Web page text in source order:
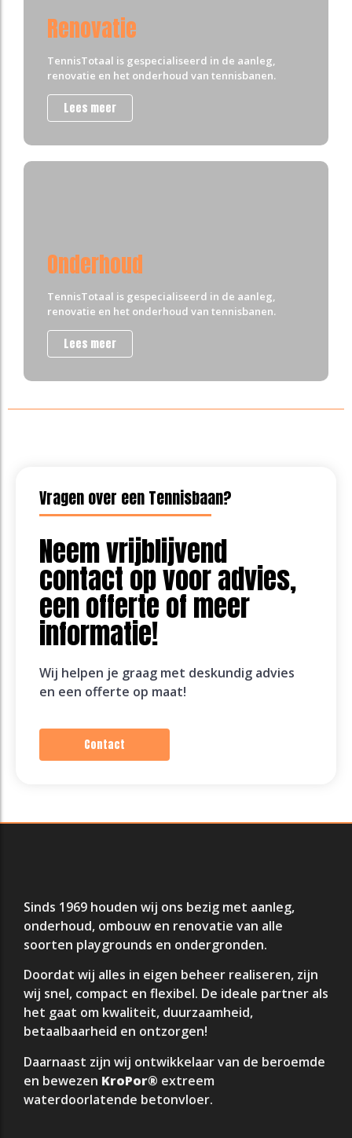
Renovatie
TennisTotaal is gespecialiseerd in de aanleg,
renovatie en het onderhoud van tennisbanen.
Lees meer
Onderhoud
TennisTotaal is gespecialiseerd in de aanleg,
renovatie en het onderhoud van tennisbanen.
Lees meer
Vragen over een Tennisbaan?
Neem vrijblijvend
contact op voor advies,
een offerte of meer
informatie!
Wij helpen je graag met deskundig advies
en een offerte op maat!
Contact
Sinds 1969 houden wij ons bezig met aanleg,
onderhoud, ombouw en renovatie van alle
soorten playgrounds en ondergronden.
Doordat wij alles in eigen beheer realiseren, zijn
wij snel, compact en flexibel. De ideale partner als
het gaat om kwaliteit, duurzaamheid,
betaalbaarheid en ontzorgen!
Daarnaast zijn wij ontwikkelaar van de beroemde
en bewezen KroPor® extreem
waterdoorlatende betonvloer.